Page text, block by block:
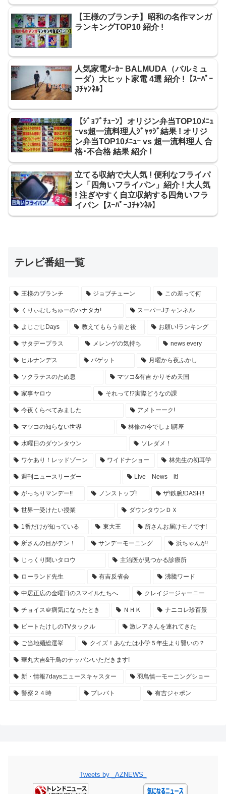
【王様のブランチ】昭和の名作マンガ
ランキングTOP10 紹介 !
人気家電ﾒｰｶｰ BALMUDA（バルミュ
ーダ）大ヒット家電 4選 紹介 !【ｽｰﾊﾟｰ
Jﾁｬﾝﾈﾙ】
【ｼﾞｮﾌﾞﾁｭｰﾝ】オリジン弁当TOP10ﾒﾆｭ
ｰvs超一流料理人ｼﾞｬｯｼﾞ結果 ! オリジ
ン弁当TOP10ﾒﾆｭｰ vs 超一流料理人 合
格･不合格 結果 紹介 !
立てる収納で大人気 ! 便利なフライパ
ン「四角いフライパン」紹介 ! 大人気
! 注ぎやすく自立収納する四角いフラ
イパン【ｽｰﾊﾟｰJﾁｬﾝﾈﾙ】
テレビ番組一覧
王様のブランチ ジョブチューン この差って何
くりぃむしちゅーのハナタカ! スーパーJチャンネル
よじごじDays 教えてもらう前と後 お願い!ランキング
サタデープラス メレンゲの気持ち news every
ヒルナンデス バゲット 月曜から夜ふかし
ソクラテスのため息 マツコ&有吉 かりそめ天国
家事ヤロウ それって!?実際どうなの課
今夜くらべてみました アメトーーク!
マツコの知らない世界 林修の今でしょ!講座
水曜日のダウンタウン ソレダメ！
ワケあり！レッドゾーン ワイドナショー 林先生の初耳学
週刊ニュースリーダー Live News it!
がっちりマンデー!! ノンストップ! ザ!鉄腕!DASH!!
世界一受けたい授業 ダウンタウンＤＸ
1番だけが知っている 東大王 所さんお届けモノです!
所さんの目がテン！ サンデーモーニング 浜ちゃんが!
じっくり聞いタロウ 主治医が見つかる診療所
ローランド先生 有吉反省会 沸騰ワード
中居正広の金曜日のスマイルたちへ クレイジージャーニー
チョイス＠病気になったとき ＮＨＫ ナニコレ珍百景
ビートたけしのTVタックル 激レアさんを連れてきた
ご当地麺総選挙 クイズ！あなたは小学５年生より賢いの？
華丸大吉&千鳥のテッパンいただきます!
新・情報7daysニュースキャスター 羽鳥慎一モーニングショー
警察２４時 プレバト 有吉ジャポン
Tweets by _AZNEWS_